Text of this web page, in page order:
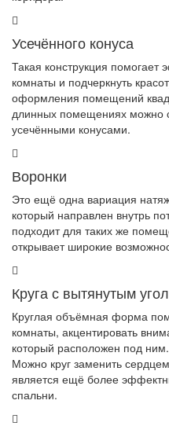
Усечённого конуса
Такая конструкция помогает
комнаты и подчеркнуть
оформления помещений
длинных помещениях можно
усечёнными конусами.
Воронки
Это ещё одна вариация
который направлен внутрь
подходит для таких же
открывает широкие
Круга с вытянутым
Круглая объёмная форма
комнаты, акцентировать
который расположен под ним.
Можно круг заменить
является ещё более
спальни.